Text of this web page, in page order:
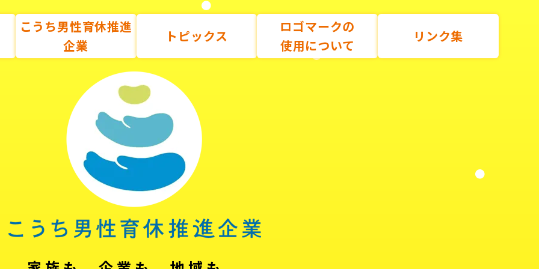
こうち男性育休推進
企業
トピックス
ロゴマークの
使用について
リンク集